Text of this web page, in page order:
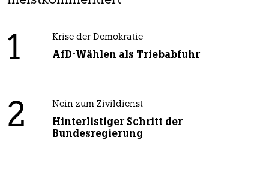
1 Krise der Demokratie
AfD-Wählen als Triebabfuhr
2 Nein zum Zivildienst
Hinterlistiger Schritt der
Bundesregierung